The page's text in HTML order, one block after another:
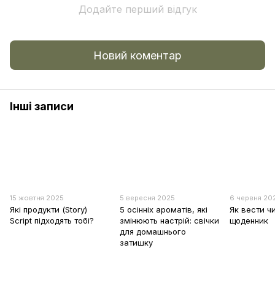
Додайте перший відгук
Новий коментар
Інші записи
15 жовтня 2025
Які продукти (Story)
Script підходять тобі?
5 вересня 2025
5 осінніх ароматів, які
змінюють настрій: свічки
для домашнього
затишку
6 червня
Як вести
щоденник